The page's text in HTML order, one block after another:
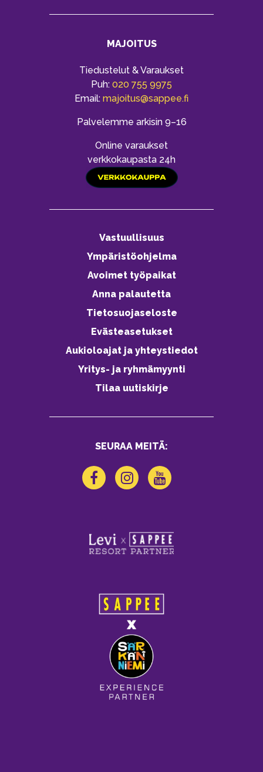
MAJOITUS
Tiedustelut & Varaukset
Puh: 020 755 9975
Email: majoitus@sappee.fi
Palvelemme arkisin 9–16
Online varaukset
verkkokaupasta 24h
Vastuullisuus
Ympäristöohjelma
Avoimet työpaikat
Anna palautetta
Tietosuojaseloste
Evästeasetukset
Aukioloajat ja yhteystiedot
Yritys- ja ryhmämyynti
Tilaa uutiskirje
SEURAA MEITÄ: